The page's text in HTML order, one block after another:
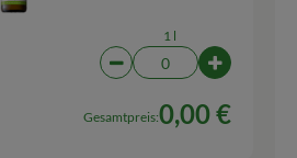
1 l
Artikelanzahl
Gesamtpreis:0,00 €